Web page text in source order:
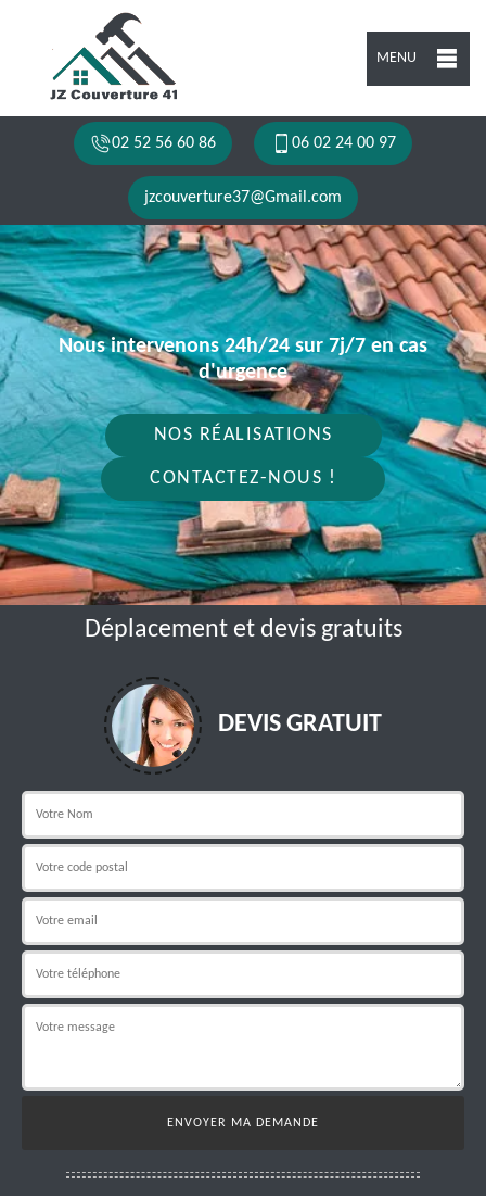
MENU
02 52 56 60 86 06 02 24 00 97
jzcouverture37@Gmail.com
Nous intervenons 24h/24 sur 7j/7 en cas
d'urgence
NOS RÉALISATIONS
CONTACTEZ-NOUS !
Déplacement et devis gratuits
DEVIS GRATUIT